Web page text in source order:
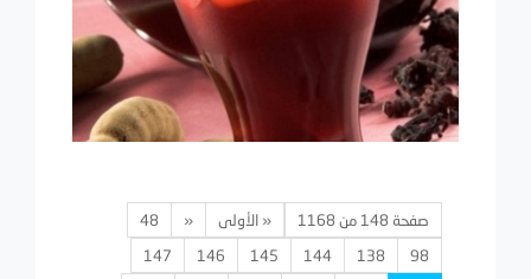
صفحة 148 من 1168 « الأولى «
48
98
138
144
145
146
147